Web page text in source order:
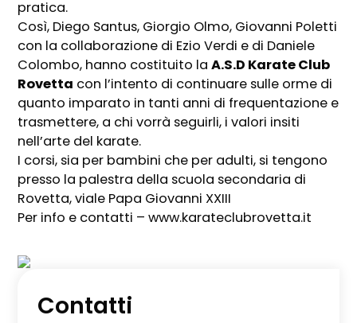
pratica.
Così, Diego Santus, Giorgio Olmo, Giovanni Poletti
con la collaborazione di Ezio Verdi e di Daniele
Colombo, hanno costituito laA.S.D Karate Club
Rovetta con l’intento di continuare sulle orme di
quanto imparato in tanti anni di frequentazione e
trasmettere, a chi vorrà seguirli, i valori insiti
nell’arte del karate.
I corsi, sia per bambini che per adulti, si tengono
presso la palestra della scuola secondaria di
Rovetta, viale Papa Giovanni XXIII
Per info e contatti – www.karateclubrovetta.it
Contatti